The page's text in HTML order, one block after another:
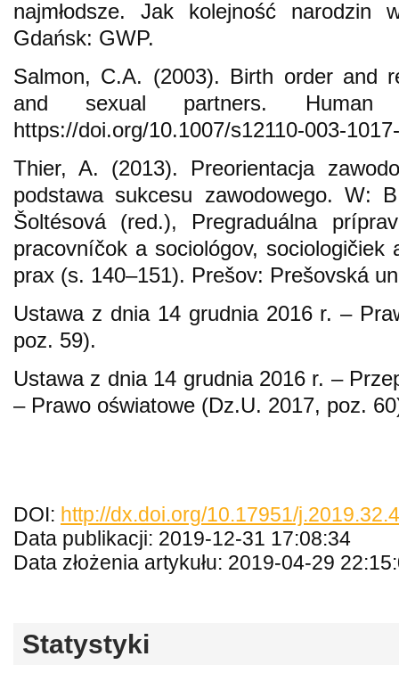
najmłodsze. Jak kolejność narodzin
Gdańsk: GWP.
Salmon, C.A. (2003). Birth order and
and sexual partners.
https://doi.org/10.1007/s12110-003-
Thier, A. (2013). Preorientacja
podstawa sukcesu zawodowego. W:
Šoltésová (red.), Pregraduálna
pracovníčok a sociológov,
prax (s. 140–151). Prešov: Prešovská
Ustawa z dnia 14 grudnia 2016 r. –
poz. 59).
Ustawa z dnia 14 grudnia 2016 r. –
– Prawo oświatowe (Dz.U. 2017, poz.
DOI: http://dx.doi.org/10.17951/
Data publikacji: 2019-12-31 17:08:34
Data złożenia artykułu: 2019-04-29
Statystyki